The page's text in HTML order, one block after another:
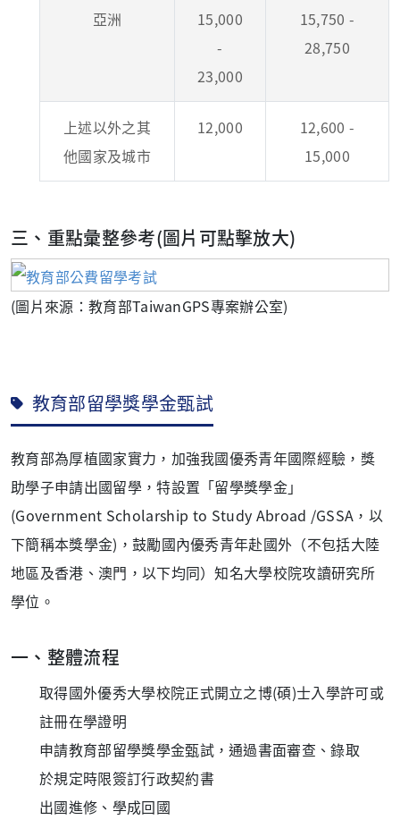
亞洲
15,000
-
23,000
15,750 -
28,750
上述以外之其
他國家及城市
12,000
12,600 -
15,000
三、重點彙整參考(圖片可點擊放大)
(圖片來源：教育部TaiwanGPS專案辦公室)
教育部留學獎學金甄試
教育部為厚植國家實力，加強我國優秀青年國際經驗，獎
助學子申請出國留學，特設置「留學獎學金」
(Government Scholarship to Study Abroad /GSSA，以
下簡稱本獎學金)，鼓勵國內優秀青年赴國外（不包括大陸
地區及香港、澳門，以下均同）知名大學校院攻讀研究所
學位。
一、整體流程
取得國外優秀大學校院正式開立之博(碩)士入學許可或
註冊在學證明
申請教育部留學獎學金甄試，通過書面審查、錄取
於規定時限簽訂行政契約書
出國進修、學成回國